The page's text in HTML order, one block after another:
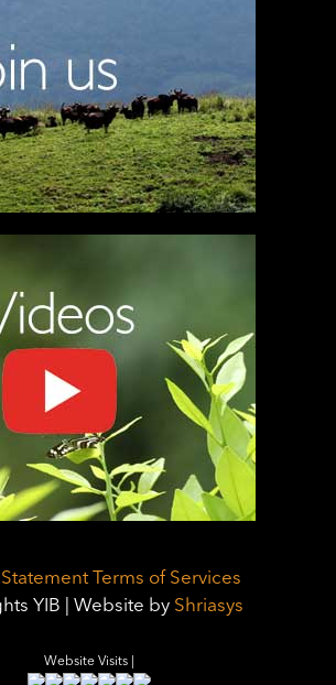
Statement
Terms of Services
YIB | Website by Shriasys
Website Visits |